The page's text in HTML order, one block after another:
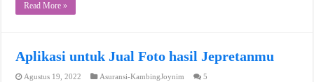
Read More »
Aplikasi untuk Jual Foto hasil Jepretanmu
Agustus 19, 2022 Asuransi-KambingJoynim 5